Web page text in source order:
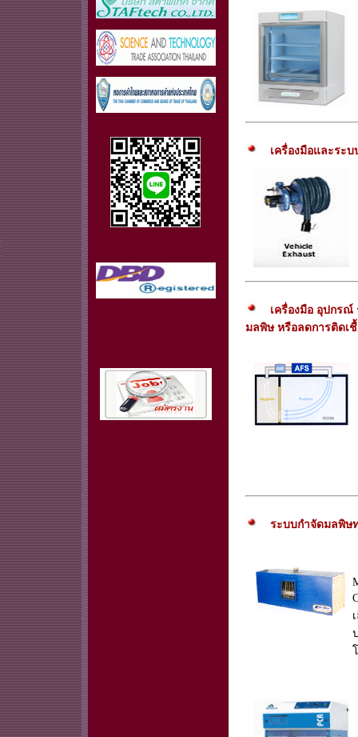
เครื่องมือและระ
เครื่องมือ อุปกรณ์
มลพิษ หรือลดการติดเ
ระบบกำจัดมลพิษ